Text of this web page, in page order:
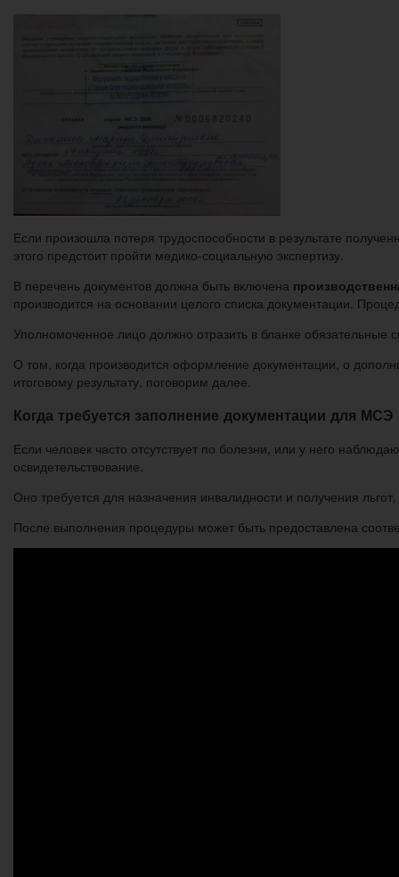
Если произошла потеря трудоспособности в результате
этого предстоит пройти медико-социальную экспертизу.
В перечень документов должна быть включена
производится на основании целого списка документации.
Уполномоченное лицо должно отразить в бланке обязательные
О том, когда производится оформление документации, о
итоговому результату, поговорим далее.
Когда требуется заполнение документации для МСЭ
Если человек часто отсутствует по болезни, или у него
освидетельствование.
Оно требуется для назначения инвалидности и получения
После выполнения процедуры может быть предоставлена